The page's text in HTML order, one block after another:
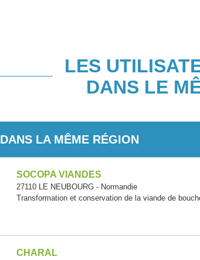
LES
DANS LE
DANS LA MÊME RÉGION
SOCOPA VIANDES
27110 LE NEUBOURG - Normandie
Transformation et conservation de la viande de
CHARAL